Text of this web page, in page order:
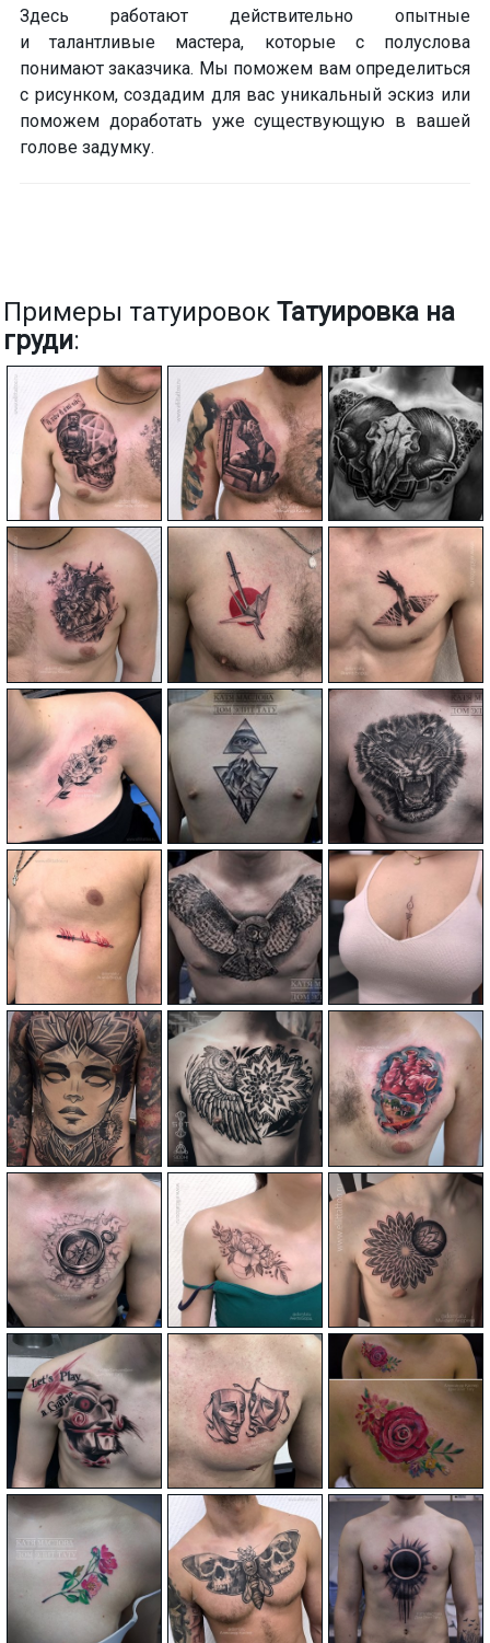
Здесь работают действительно опытные
и талантливые мастера, которые с полуслова
понимают заказчика. Мы поможем вам определиться
с рисунком, создадим для вас уникальный эскиз или
поможем доработать уже существующую в вашей
голове задумку.
Примеры татуировок Татуировка на
груди: